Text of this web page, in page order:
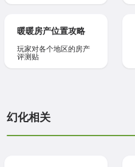
暖暖房产位置攻略
玩家对各个地区的房产
评测贴
幻化相关